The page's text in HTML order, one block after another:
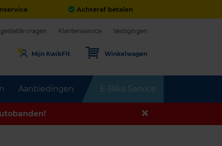
Achteraf betalen
Aanbiedingen E-Bike Service
vragen Klantenservice Vestigingen
Mijn KwikFit Winkelwagen